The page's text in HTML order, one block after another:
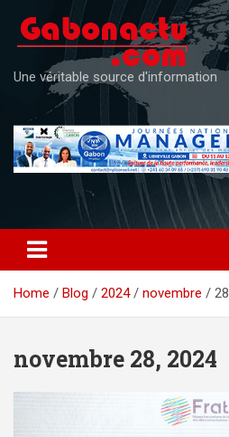
content
Une véritable source d'information
Home Blog 2024 novembre 28
novembre 28, 2024